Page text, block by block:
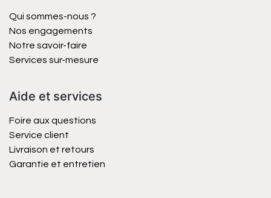
Qui sommes-nous ?
Nos engagements
Notre savoir-faire
Services sur-mesure
Aide et services
Foire aux questions
Service client
Livraison et retours
Garantie et entretien